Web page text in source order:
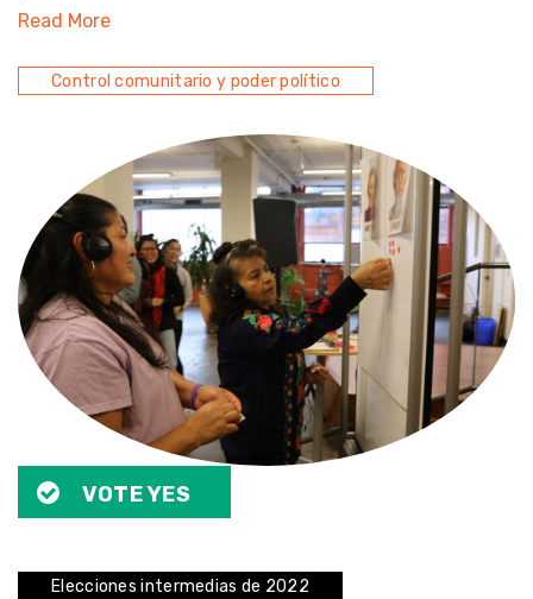
Read More
Control comunitario y poder político
VOTE YES
Elecciones intermedias de 2022